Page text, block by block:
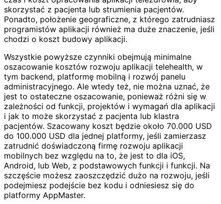
skorzystać z pacjenta lub strumienia pacjentów.
Ponadto, położenie geograficzne, z którego zatrudniasz
programistów aplikacji również ma duże znaczenie, jeśli
chodzi o koszt budowy aplikacji.
Wszystkie powyższe czynniki obejmują minimalne
oszacowanie kosztów rozwoju aplikacji telehealth, w
tym backend, platformę mobilną i rozwój panelu
administracyjnego. Ale wtedy też, nie można uznać, że
jest to ostateczne oszacowanie, ponieważ różni się w
zależności od funkcji, projektów i wymagań dla aplikacji
i jak to może skorzystać z pacjenta lub klastra
pacjentów. Szacowany koszt będzie około 70.000 USD
do 100.000 USD dla jednej platformy, jeśli zamierzasz
zatrudnić doświadczoną firmę rozwoju aplikacji
mobilnych bez względu na to, że jest to dla iOS,
Android, lub Web, z podstawowych funkcji i funkcji. Na
szczęście możesz zaoszczędzić dużo na rozwoju, jeśli
podejmiesz podejście bez kodu i odniesiesz się do
platformy AppMaster.